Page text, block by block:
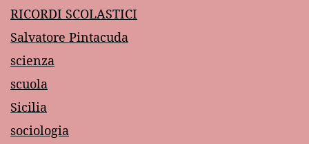
RICORDI SCOLASTICI
Salvatore Pintacuda
scienza
scuola
Sicilia
sociologia